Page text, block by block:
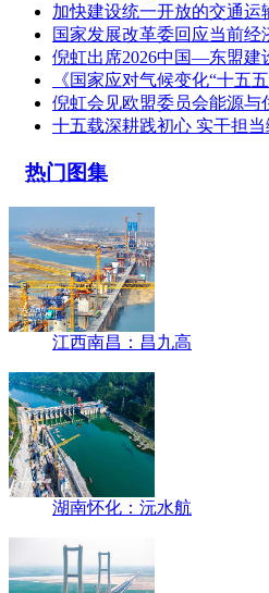
加快建设统一开放的交通运
国家发展改革委回应当前经
倪虹出席2026中国—东盟建
《国家应对气候变化“十五
倪虹会见欧盟委员会能源与
十五载深耕践初心 实干担
热门图集
江西南昌：昌九高
湖南怀化：沅水航